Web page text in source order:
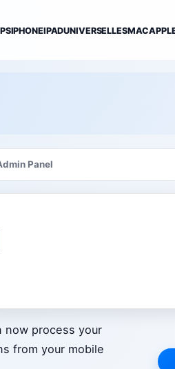
IPHONEIPADUNIVERSELLESMAC
Panel
now process your
from your mobile